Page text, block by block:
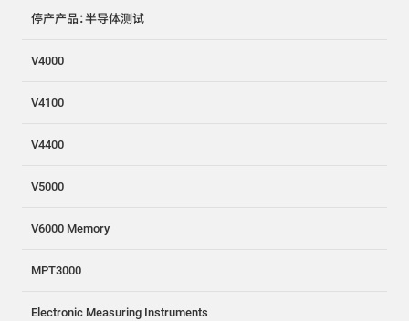
停产产品：半导体测试
V4000
V4100
V4400
V5000
V6000 Memory
MPT3000
Electronic Measuring Instruments